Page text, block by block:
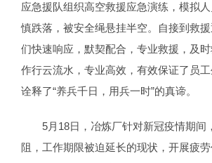
应急援队组织高空救援应急演练，模拟
慎跌落，被安全绳悬挂半空。自接到救
们快速响应，默契配合，专业救援，及
作行云流水，专业高效，有效保证了员
诠释了“养兵千日，用兵一时”的真谛。
5月18日，冶炼厂针对新冠疫情期间
阻，工作期限被迫延长的现状，开展疲